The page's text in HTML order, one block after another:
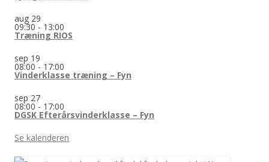
aug 29
09:30 - 13:00
Træning RIOS
sep 19
08:00 - 17:00
Vinderklasse træning – Fyn
sep 27
08:00 - 17:00
DGSK Efterårsvinderklasse – Fyn
Se kalenderen